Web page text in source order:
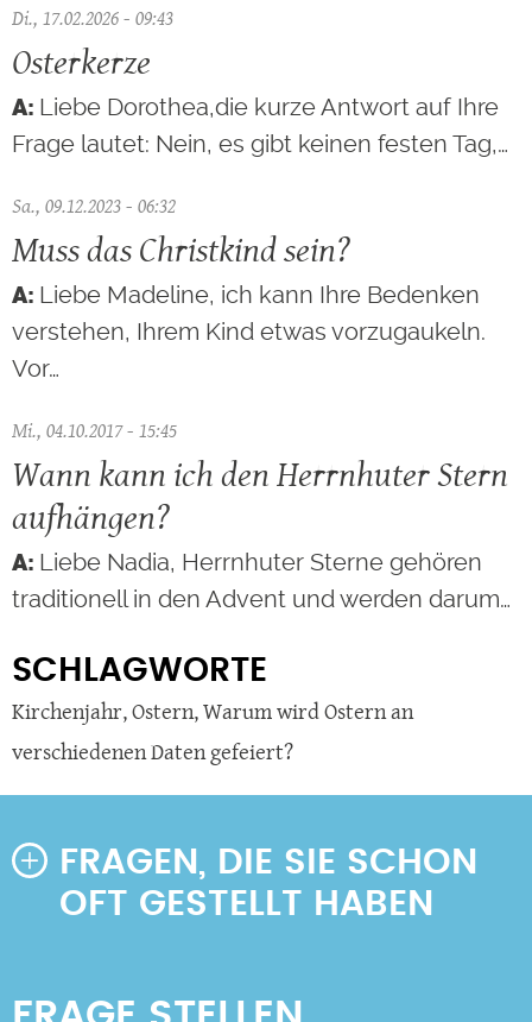
Di., 17.02.2026 - 09:43
Osterkerze
Liebe Dorothea,die kurze Antwort auf Ihre
Frage lautet: Nein, es gibt keinen festen Tag,…
Sa., 09.12.2023 - 06:32
Muss das Christkind sein?
Liebe Madeline, ich kann Ihre Bedenken
verstehen, Ihrem Kind etwas vorzugaukeln.
Vor…
Mi., 04.10.2017 - 15:45
Wann kann ich den Herrnhuter Stern
aufhängen?
Liebe Nadia, Herrnhuter Sterne gehören
traditionell in den Advent und werden darum…
SCHLAGWORTE
Kirchenjahr,Ostern,Warum wird Ostern an
verschiedenen Daten gefeiert?
FRAGEN, DIE SIE SCHON
OFT GESTELLT HABEN